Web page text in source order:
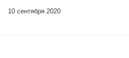
10 сентября 2020